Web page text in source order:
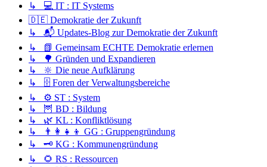
↳ 💻 IT : IT Systems
🇩🇪 Demokratie der Zukunft
↳ 📬 Updates-Blog zur Demokratie der Zukunft
↳ 📗 Gemeinsam ECHTE Demokratie erlernen
↳ 🌳 Gründen und Expandieren
↳ 🔆 Die neue Aufklärung
↳ 🗄️ Foren der Verwaltungsbereiche
↳ ⚙️ ST : System
↳ 🦉 BD : Bildung
↳ 🌿 KL : Konfliktlösung
↳ 👨‍👩‍👧‍👦 GG : Gruppengründung
↳ 🗝️ KG : Kommunengründung
↳ 🌻 RS : Ressourcen